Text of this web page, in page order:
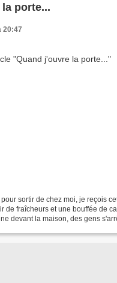
porte...
20:47
sortir de chez moi, je reçois
de fraîcheurs et une bouffée de
devant la maison, des gens